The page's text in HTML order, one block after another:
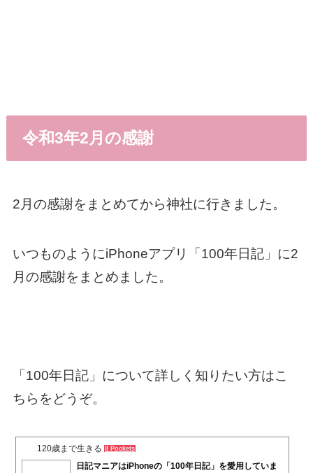
令和3年2月の感謝
2月の感謝をまとめてから神社に行きました。
いつものようにiPhoneアプリ「100年日記」に2
月の感謝をまとめました。
「100年日記」について詳しく知りたい方はこ
ちらをどうぞ。
120歳まで生きる 8 Pockets
日記マニアはiPhoneの「100年日記」を愛用していま